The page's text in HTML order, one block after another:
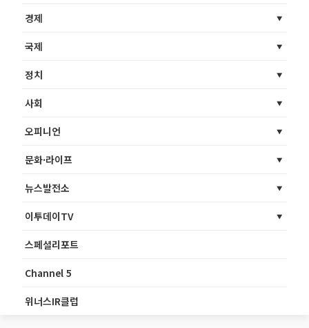
경제
국제
정치
사회
오피니언
문화·라이프
뉴스발전소
이투데이TV
스페셜리포트
Channel 5
위너스IR클럽